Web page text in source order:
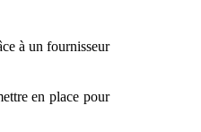
à un fournisseur
en place pour